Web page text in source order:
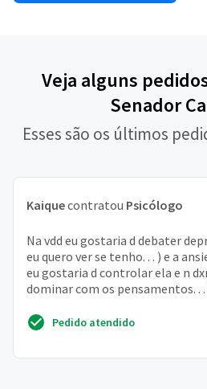
Veja alguns
Senador
Esses são os últimos
Kaiquecontratou Psicólogo
Na vdd eu gostaria d debater
eu quero ver se tenho. . . ) e a
eu gostaria d controlar ela e n
dominar com os pensamentos. . .
Pedido atendido